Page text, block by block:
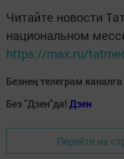
Читайте новости
национальном
https://max.ru/
Безнең телеграм
Без "Дзен"да! Дзен
Перейти на